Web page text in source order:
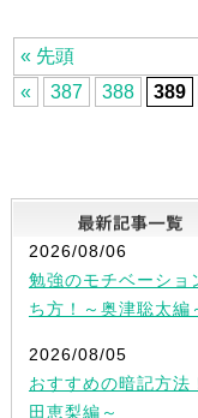
« 先頭
«
387 388 389
2026/08/06
勉強のモチベーショ
ち方！～奥津聡太編
2026/08/05
おすすめの暗記方法
田恵梨編～